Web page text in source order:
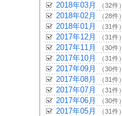
2018年03月 （32件）
2018年02月 （28件）
2018年01月 （31件）
2017年12月 （31件）
2017年11月 （30件）
2017年10月 （31件）
2017年09月 （30件）
2017年08月 （31件）
2017年07月 （31件）
2017年06月 （30件）
2017年05月 （31件）